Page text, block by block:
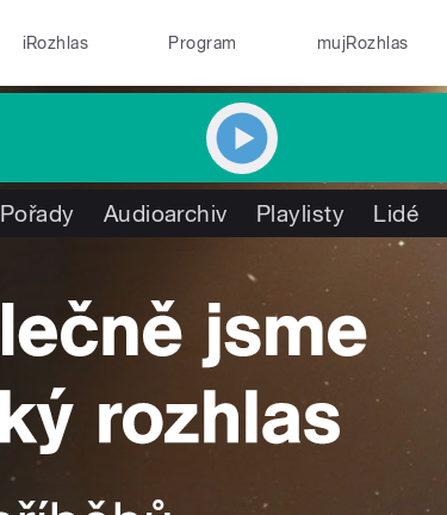
iRozhlas Program mujRozhlas
Pořady Audioarchiv Playlisty Lidé